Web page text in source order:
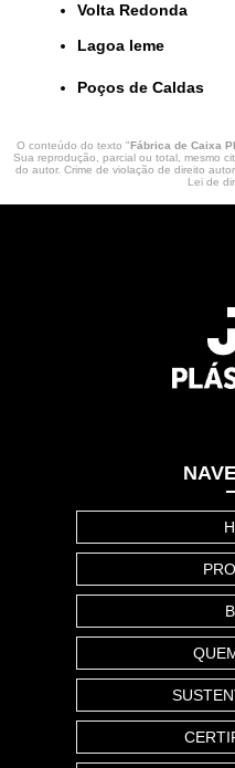
Volta Redonda
lagoa leme
Poços de Caldas
O conteúdo do texto "Fábrica de Caixa
Sua reprodução, parcial ou total, mesmo
do autor. Crime de violação de direito
Lei de